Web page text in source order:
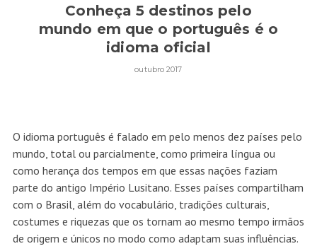
Conheça 5 destinos pelo
mundo em que o português é o
idioma oficial
outubro 2017
O idioma português é falado em pelo menos dez países pelo
mundo, total ou parcialmente, como primeira língua ou
como herança dos tempos em que essas nações faziam
parte do antigo Império Lusitano. Esses países compartilham
com o Brasil, além do vocabulário, tradições culturais,
costumes e riquezas que os tornam ao mesmo tempo irmãos
de origem e únicos no modo como adaptam suas influências.